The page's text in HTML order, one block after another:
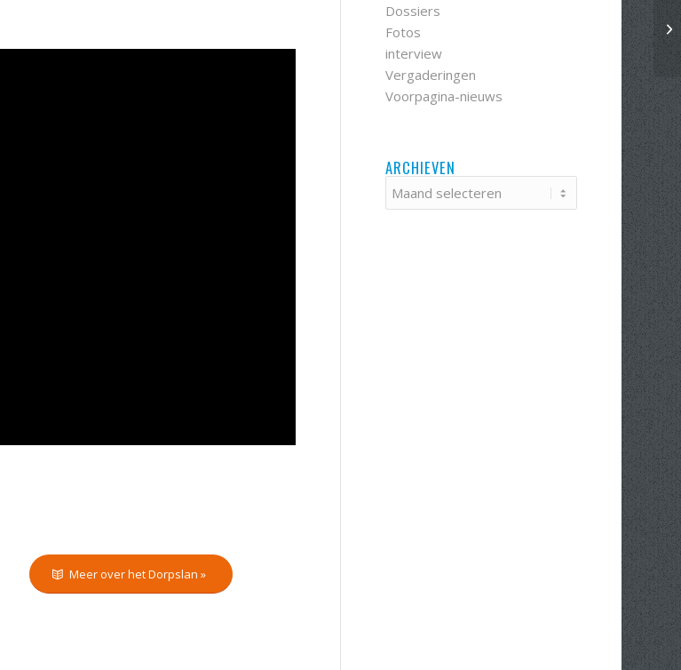
Meer over het Dorpslan »
Dossiers
Fotos
interview
Vergaderingen
Voorpagina-nieuws
ARCHIEVEN